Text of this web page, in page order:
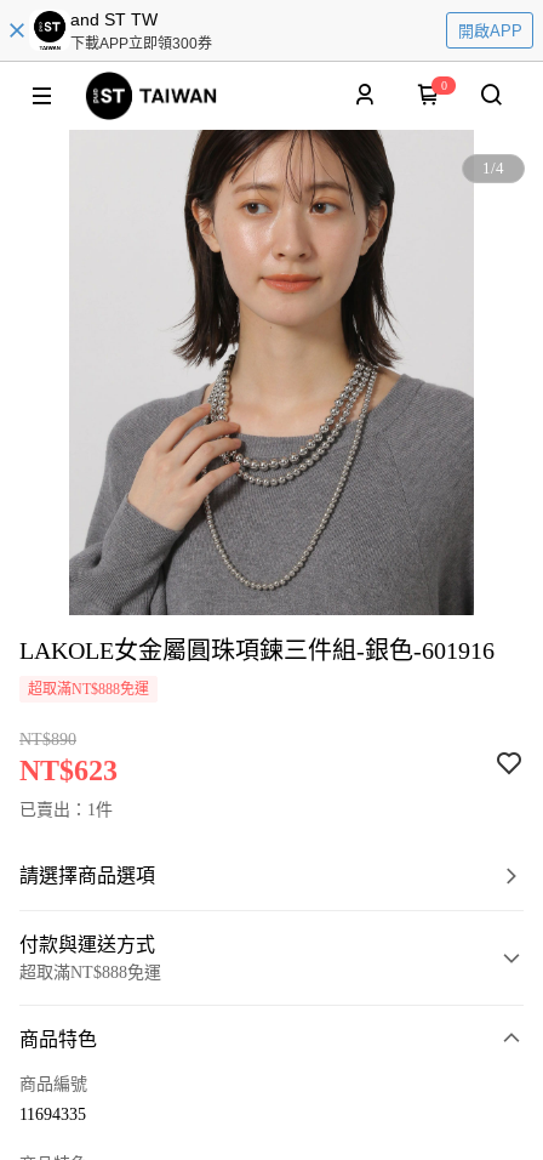
and ST TW
下載APP立即領300券
開啟APP
0
1/4
LAKOLE女金屬圓珠項鍊三件組-銀色-601916
超取滿NT$888免運
NT$890
NT$623
已賣出：1件
請選擇商品選項
付款與運送方式
超取滿NT$888免運
信用卡一次付款
商品特色
商品編號
11694335